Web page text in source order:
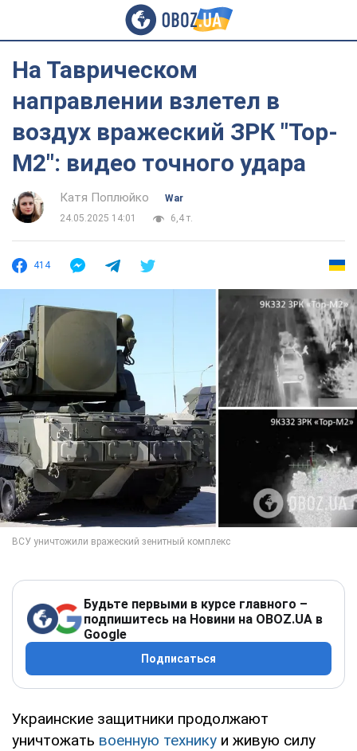
На Таврическом
направлении взлетел в
воздух вражеский ЗРК "Тор-
М2": видео точного удара
Катя Поплюйко
War
24.05.2025 14:01
6,4 т.
414
Будьте первыми в курсе главного –
подпишитесь на Новини на OBOZ.UA в
Google
Подписаться
Украинские защитники продолжают
уничтожать военную технику и живую силу